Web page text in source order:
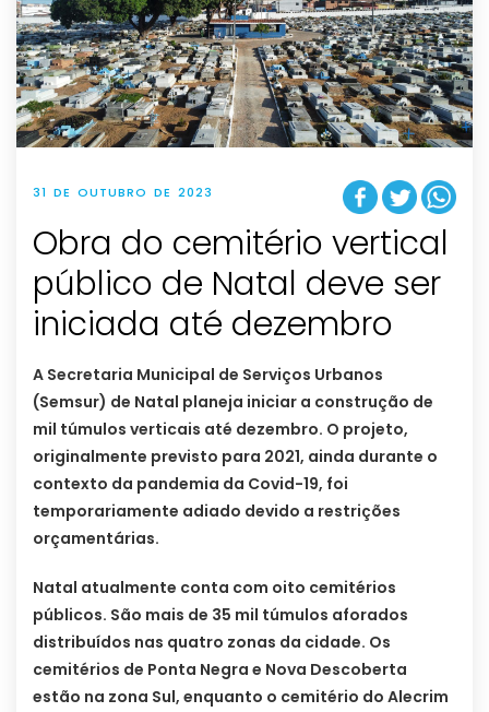
31 DE OUTUBRO DE 2023
Obra do cemitério vertical
público de Natal deve ser
iniciada até dezembro
A Secretaria Municipal de Serviços Urbanos
(Semsur) de Natal planeja iniciar a construção de
mil túmulos verticais até dezembro. O projeto,
originalmente previsto para 2021, ainda durante o
contexto da pandemia da Covid-19, foi
temporariamente adiado devido a restrições
orçamentárias.
Natal atualmente conta com oito cemitérios
públicos. São mais de 35 mil túmulos aforados
distribuídos nas quatro zonas da cidade. Os
cemitérios de Ponta Negra e Nova Descoberta
estão na zona Sul, enquanto o cemitério do Alecrim